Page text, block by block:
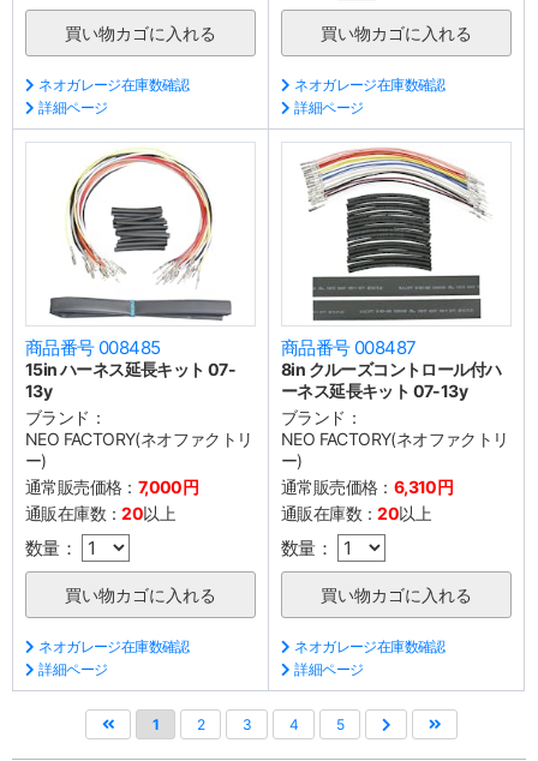
ネオガレージ在庫数確認
詳細ページ
ネオガレージ在庫数確認
詳細ページ
商品番号 008485
15in ハーネス延長キット 07-
13y
ブランド：
NEO FACTORY(ネオファクトリ
ー)
通常販売価格： 7,000円
通販在庫数：20以上
数量：
ネオガレージ在庫数確認
詳細ページ
商品番号 008487
8in クルーズコントロール付ハ
ーネス延長キット 07-13y
ブランド：
NEO FACTORY(ネオファクトリ
ー)
通常販売価格： 6,310円
通販在庫数：20以上
数量：
ネオガレージ在庫数確認
詳細ページ
1 2 3 4 5